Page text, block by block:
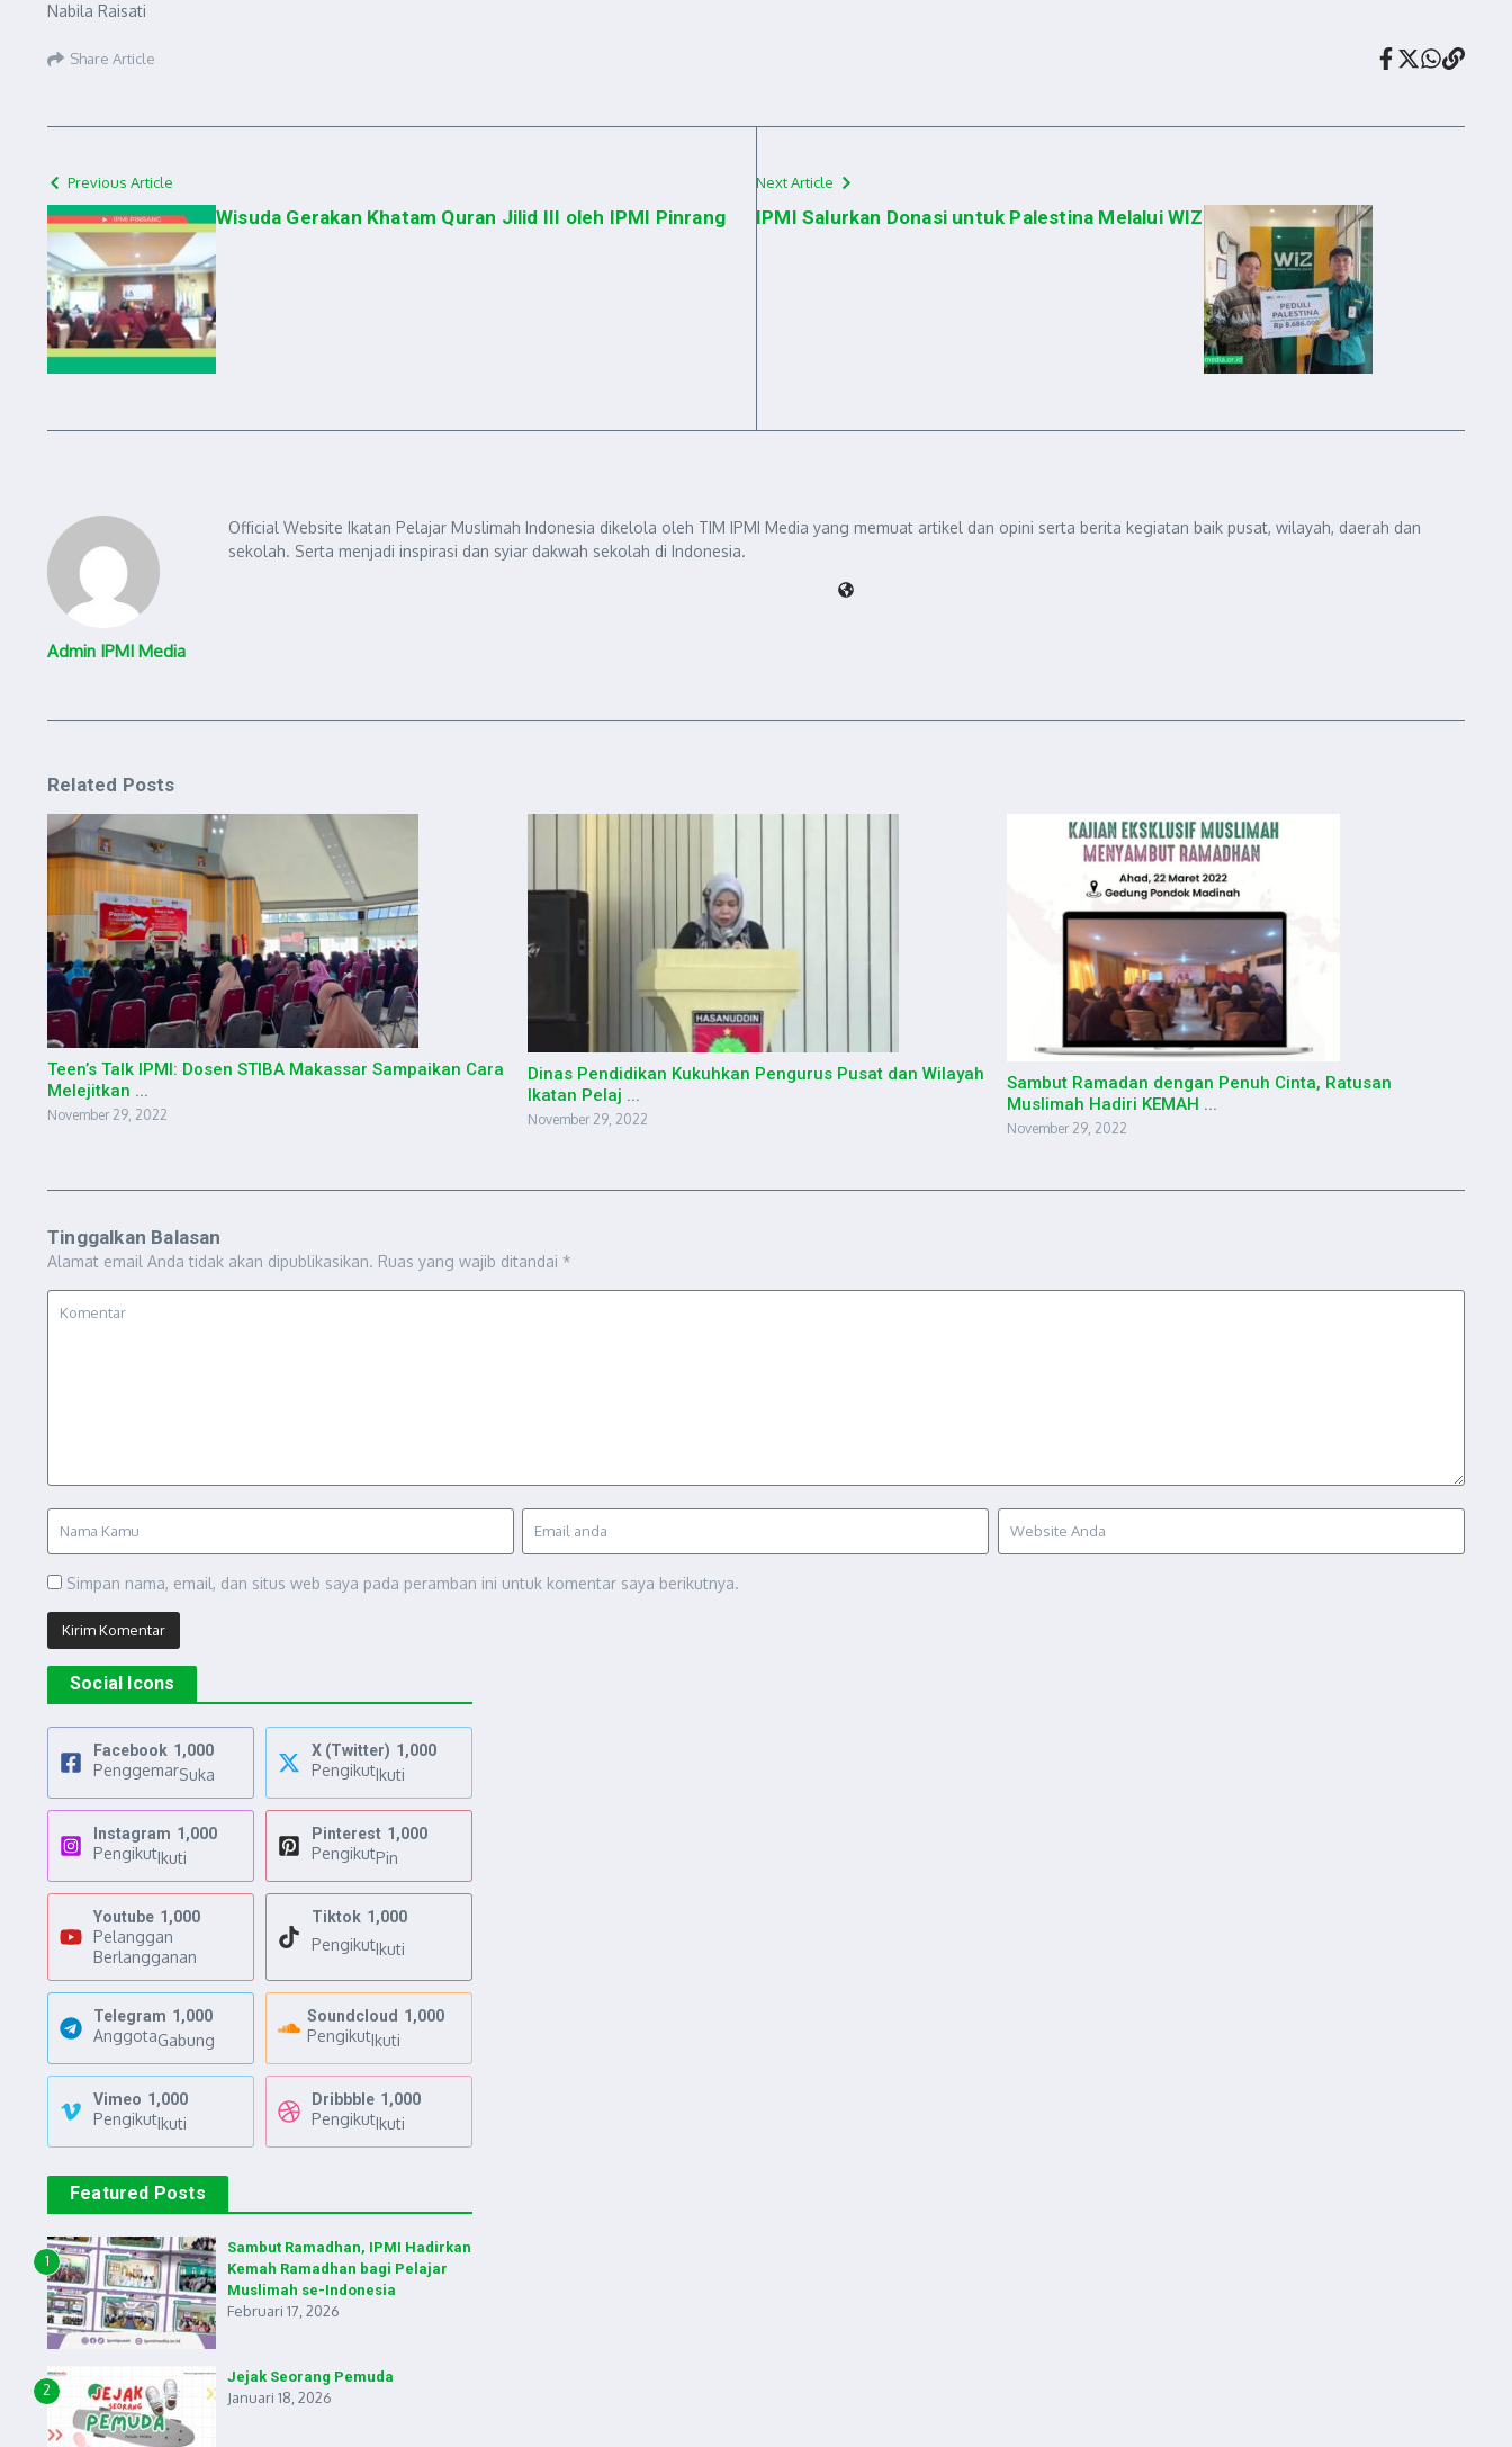
Nabila Raisati
Share Article
Previous Article
Wisuda Gerakan Khatam Quran Jilid III oleh IPMI Pinrang
Next Article
IPMI Salurkan Donasi untuk Palestina Melalui WIZ
Admin IPMI Media
Official Website Ikatan Pelajar Muslimah Indonesia dikelola oleh TIM IPMI Media yang memuat artikel dan opini serta berita kegiatan baik pusat, wilayah, daerah dan
sekolah. Serta menjadi inspirasi dan syiar dakwah sekolah di Indonesia.
Related Posts
Teen’s Talk IPMI: Dosen STIBA Makassar Sampaikan Cara
Melejitkan ...
November 29, 2022
Dinas Pendidikan Kukuhkan Pengurus Pusat dan Wilayah
Ikatan Pelaj ...
November 29, 2022
Sambut Ramadan dengan Penuh Cinta, Ratusan
Muslimah Hadiri KEMAH ...
November 29, 2022
Tinggalkan Balasan
Alamat email Anda tidak akan dipublikasikan. Ruas yang wajib ditandai *
Simpan nama, email, dan situs web saya pada peramban ini untuk komentar saya berikutnya.
Social Icons
Facebook 1,000
PenggemarSuka
X (Twitter) 1,000
PengikutIkuti
Instagram 1,000
PengikutIkuti
Pinterest 1,000
PengikutPin
Youtube 1,000
Pelanggan
Berlangganan
Tiktok 1,000
PengikutIkuti
Telegram 1,000
AnggotaGabung
Soundcloud 1,000
PengikutIkuti
Vimeo 1,000
PengikutIkuti
Dribbble 1,000
PengikutIkuti
Featured Posts
1
Sambut Ramadhan, IPMI Hadirkan
Kemah Ramadhan bagi Pelajar
Muslimah se-Indonesia
Februari 17, 2026
2
Jejak Seorang Pemuda
Januari 18, 2026